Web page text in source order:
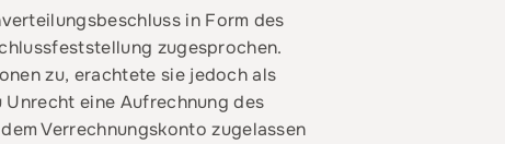
in Form des
zugesprochen.
zu, erachtete sie jedoch als
eine Aufrechnung des
Verrechnungskonto zugelassen